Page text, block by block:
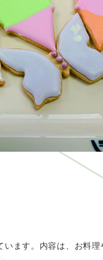
ます。内容は、お料理